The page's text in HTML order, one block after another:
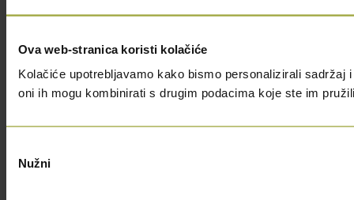
Ova web-stranica koristi kolačiće
Kolačiće upotrebljavamo kako bismo personalizirali
oni ih mogu kombinirati s drugim podacima koje ste im
pristanka
Nužni